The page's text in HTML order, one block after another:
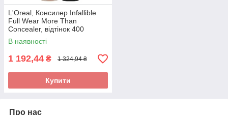
L'Oreal, Консилер Infallible
Full Wear More Than
Concealer, відтінок 400
«Карамель», 10 мл оригінал
В наявності
1 192,44 ₴ 1 324,94 ₴
Купити
Про нас